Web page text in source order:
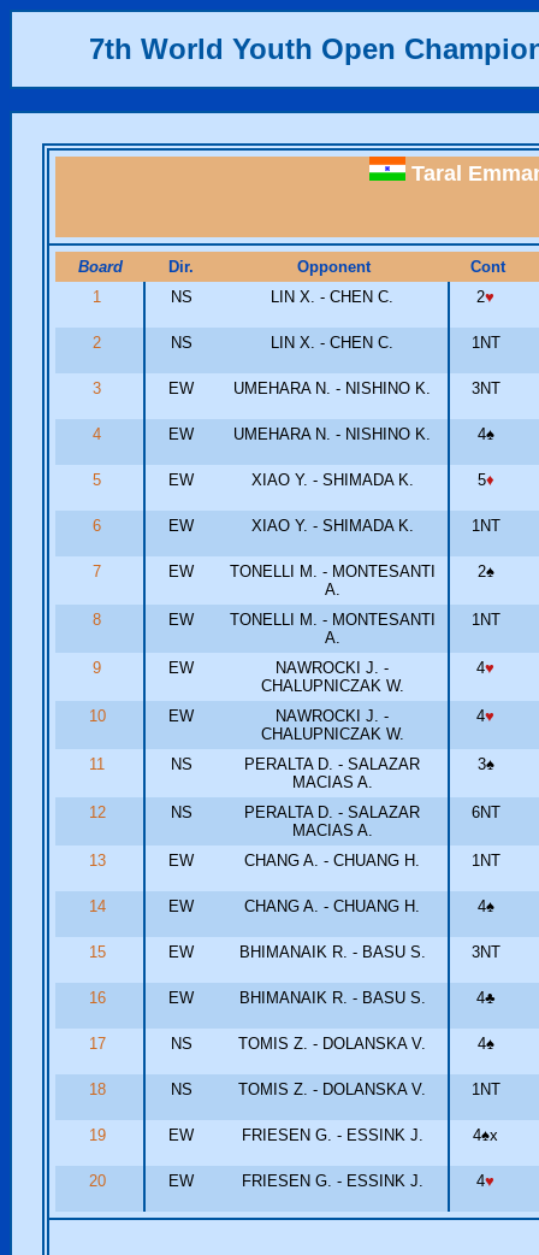
7th World Youth Open
Taral
Board Dir. Opponent
Cont
1
NS LIN X. - CHEN C. 2♥
2 NS LIN X. - CHEN C. 1NT
3 EW UMEHARA N. - NISHINO K. 3NT
4 EW UMEHARA N. - NISHINO K. 4♠
5 EW XIAO Y. - SHIMADA K. 5♦
6 EW XIAO Y. - SHIMADA K. 1NT
7 EW
TONELLI M. - MONTESANTI
A.
2♠
8 EW
TONELLI M. - MONTESANTI
A.
1NT
9 EW
NAWROCKI J. -
CHALUPNICZAK W.
4♥
10 EW
NAWROCKI J. -
CHALUPNICZAK W.
4♥
11 NS
PERALTA D. - SALAZAR
MACIAS A.
3♠
12 NS
PERALTA D. - SALAZAR
MACIAS A.
6NT
13 EW CHANG A. - CHUANG H. 1NT
14 EW CHANG A. - CHUANG H. 4♠
15 EW BHIMANAIK R. - BASU S. 3NT
16 EW BHIMANAIK R. - BASU S. 4♣
17 NS TOMIS Z. - DOLANSKA V. 4♠
18 NS TOMIS Z. - DOLANSKA V. 1NT
19 EW FRIESEN G. - ESSINK J. 4♠x
20 EW FRIESEN G. - ESSINK J. 4♥